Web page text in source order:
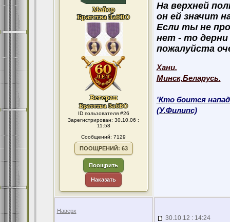
ID пользователя #26
Зарегистрирован: 30.10.06 :
11:58
Сообщений: 7129
ПООЩРЕНИЙ: 63
Поощрить
Наказать
На верхней
он ей значит
Если ты не
нет - то дерни
пожалуйста
Хани.
Минск,Беларусь.
'Кто боится
(У.Филипс)
Наверх
30.10.12 : 14:24